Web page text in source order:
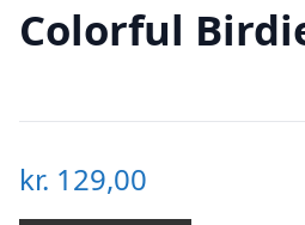
Colorful
kr. 129,00